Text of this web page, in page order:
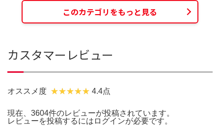
このカテゴリをもっと見る
カスタマーレビュー
オススメ度 4.4点
現在、3604件のレビューが投稿されています。
レビューを投稿するには ログインが必要です。